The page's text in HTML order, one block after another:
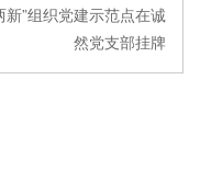
新”组织党建示范点在诚
然党支部挂牌